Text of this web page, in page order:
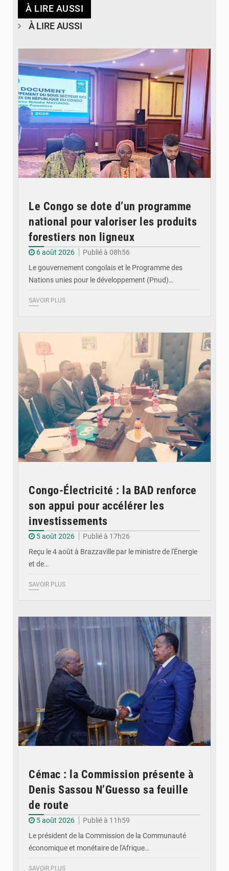
À LIRE AUSSI
À LIRE AUSSI
Le Congo se dote d’un programme
national pour valoriser les produits
forestiers non ligneux
6 août 2026
Publié à 08h56
Le gouvernement congolais et le Programme des
Nations unies pour le développement (Pnud)…
SAVOIR PLUS
Congo-Électricité : la BAD renforce
son appui pour accélérer les
investissements
5 août 2026
Publié à 17h26
Reçu le 4 août à Brazzaville par le ministre de l'Énergie
et de…
SAVOIR PLUS
Cémac : la Commission présente à
Denis Sassou N’Guesso sa feuille
de route
5 août 2026
Publié à 11h59
Le président de la Commission de la Communauté
économique et monétaire de l'Afrique…
SAVOIR PLUS